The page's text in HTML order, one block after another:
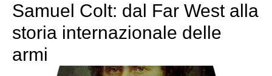
Samuel Colt: dal Far West alla
storia internazionale delle
armi